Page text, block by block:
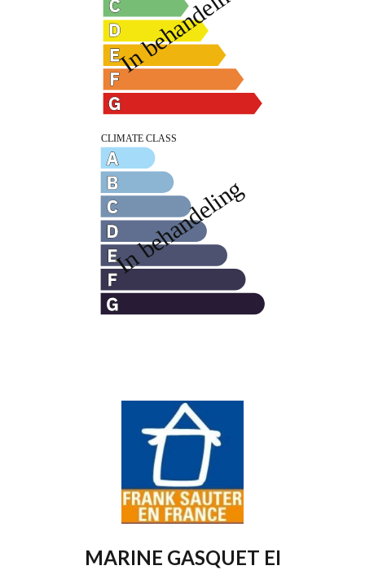
MARINE GASQUET EI